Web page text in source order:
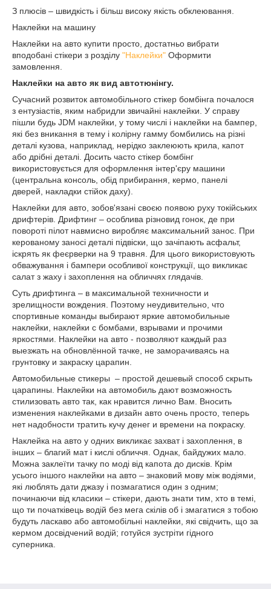
З плюсів – швидкість і більш високу якість обклеювання.
Наклейки на машину
Наклейки на авто купити просто, достатньо вибрати
вподобані стікери з розділу "Наклейки" Оформити
замовлення.
Наклейки на авто як вид автотюнінгу.
Сучасний розвиток автомобільного стікер бомбінга почалося
з ентузіастів, яким набридли звичайні наклейки. У справу
пішли будь JDM наклейки, у тому числі і наклейки на бампер,
які без вникання в тему і колірну гамму бомбились на різні
деталі кузова, наприклад, нерідко заклеюють крила, капот
або дрібні деталі. Досить часто стікер бомбінг
використовується для оформлення інтер'єру машини
(центральна консоль, обід прибирання, кермо, панелі
дверей, накладки стійок даху).
Наклейки для авто, зобов'язані своєю появою руху токійських
дрифтерів. Дрифтинг – особлива різновид гонок, де при
повороті пілот навмисно виробляє максимальний занос. При
керованому заносі деталі підвіски, що зачіпають асфальт,
іскрять як феєрверки на 9 травня. Для цього використовують
обважування і бампери особливої конструкції, що викликає
салат з жаху і захоплення на обличчях глядачів.
Суть дрифтинга – в максимальной техничности и
зрелищности вождения. Поэтому неудивительно, что
спортивные команды выбирают яркие автомобильные
наклейки, наклейки с бомбами, взрывами и прочими
яркостями. Наклейки на авто - позволяют каждый раз
выезжать на обновлённой тачке, не заморачиваясь на
грунтовку и закраску царапин.
Автомобильные стикеры – простой дешевый способ скрыть
царапины. Наклейки на автомобиль дают возможность
стилизовать авто так, как нравится лично Вам. Вносить
изменения наклейками в дизайн авто очень просто, теперь
нет надобности тратить кучу денег и времени на покраску.
Наклейка на авто у одних викликає захват і захоплення, в
інших – благий мат і кислі обличчя. Однак, байдужих мало.
Можна заклеїти тачку по моді від капота до дисків. Крім
усього іншого наклейки на авто – знаковий мову між водіями,
які люблять дати джазу і позмагатися один з одним;
починаючи від класики – стікери, дають знати тим, хто в темі,
що ти початківець водій без мега скілів об і змагатися з тобою
будуть ласкаво або автомобільні наклейки, які свідчить, що за
кермом досвідчений водій; готуйся зустріти гідного
суперника.